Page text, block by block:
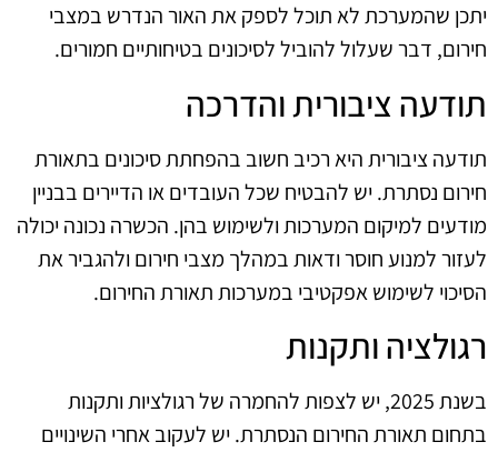
יתכן שהמערכת לא תוכל לספק את האור הנדרש במצבי
חירום, דבר שעלול להוביל לסיכונים בטיחותיים חמורים.
תודעה ציבורית והדרכה
תודעה ציבורית היא רכיב חשוב בהפחתת סיכונים בתאורת
חירום נסתרת. יש להבטיח שכל העובדים או הדיירים בבניין
מודעים למיקום המערכות ולשימוש בהן. הכשרה נכונה יכולה
לעזור למנוע חוסר ודאות במהלך מצבי חירום ולהגביר את
הסיכוי לשימוש אפקטיבי במערכות תאורת החירום.
רגולציה ותקנות
בשנת 2025, יש לצפות להחמרה של רגולציות ותקנות
בתחום תאורת החירום הנסתרת. יש לעקוב אחרי השינויים